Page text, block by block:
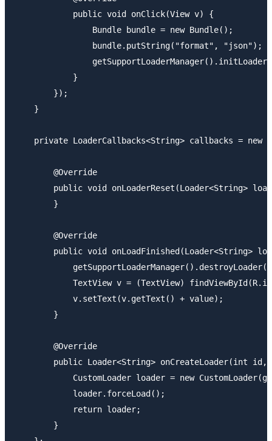
            public void onClick(View v) {
                Bundle bundle = new Bundle();
                bundle.putString("format", "json");
            }
        });
    }
private LoaderCallbacks<String> callbacks = new
        @Override
public void onLoaderReset(Loader<String>
        }
        @Override
public void onLoadFinished(Loader<String>
TextView v = (TextView)
            v.setText(v.getText() + value);
        }
        @Override
public Loader<String> onCreateLoader(int id,
CustomLoader loader = new
            loader.forceLoad();
            return loader;
        }